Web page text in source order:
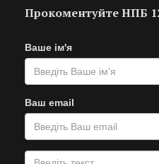
Прокоментуйте НПБ
Ваше ім'я
Ваш email